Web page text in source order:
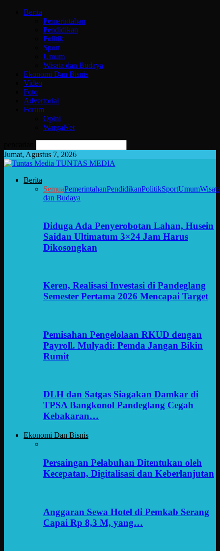
Berita
Pemerintahan
Pendidikan
Politik
Sport
Umum
Wisata dan Budaya
Ekonomi Dan Bisnis
Video
Foto
Advertorial
Forum
Opini
WargaNet
Jumat, Agustus 7, 2026
TUNTAS MEDIA
Berita
SemuaPemerintahanPendidikanPolitikSportUmumWisata
dan Budaya
Diduga Ada Penyerobotan Lahan, Husein
Saidan Ultimatum 3×24 Jam Harus
Dikosongkan
Keren, Realisasi Investasi di Pandeglang
Semester Pertama 2026 Mencapai Target
Pemisahan Pengelolaan RKUD dengan
Payroll. Mulyadi: Pemda Jangan Bikin
Rumit
DLH dan Satgas Siagakan Damkar di
TPSA Bangkonol Pandeglang Cegah
Kebakaran…
Ekonomi Dan Bisnis
Persaingan Pelabuhan Ditentukan oleh
Kecepatan, Digitalisasi dan Keberlanjutan
Anggaran Sewa Hotel di Pemkab Serang
Capai Rp 8,3 M, yang…